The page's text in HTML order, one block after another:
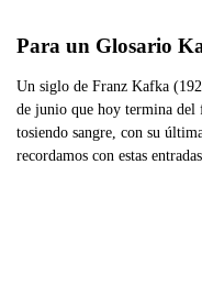
Para un Glosario
Un siglo de Franz Kafka
de junio que hoy termina del
tosiendo sangre, con su
recordamos con estas